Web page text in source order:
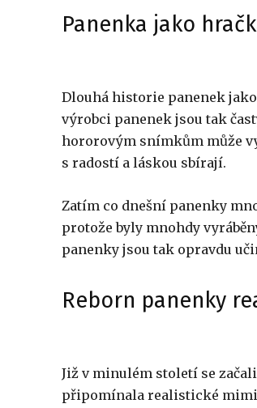
Panenka jako
Dlouhá historie panenek
výrobci panenek jsou tak
hororovým snímkům může
s radostí a láskou sbírají.
Zatím co dnešní panenky
protože byly mnohdy
panenky jsou tak opravdu
Reborn panenky
Již v minulém století se
připomínala realistické